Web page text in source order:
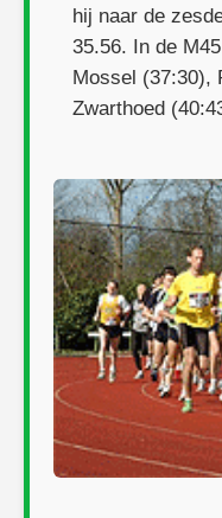
hij naar de
35.56. In de
Mossel (37:30),
Zwarthoed